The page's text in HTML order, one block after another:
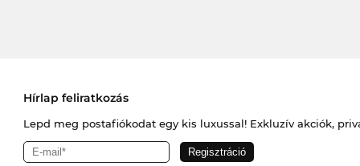
Hírlap feliratkozás
Lepd meg postafiókodat egy kis luxussal! Exkluzív akciók,